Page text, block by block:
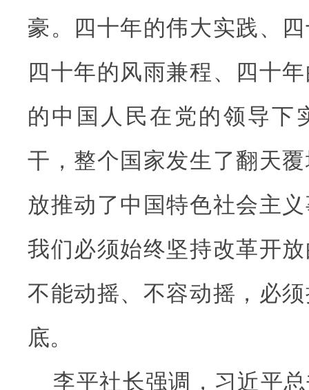
豪。四十年的伟大实践、
四十年的风雨兼程、四十
的中国人民在党的领导下
干，整个国家发生了翻天
放推动了中国特色社会主
我们必须始终坚持改革开
不能动摇、不容动摇，必
底。
李平社长强调，习近平